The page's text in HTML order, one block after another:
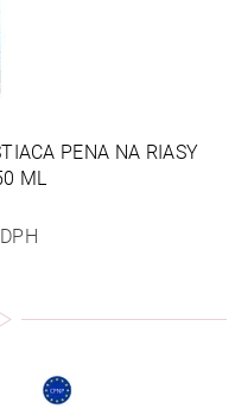
PENA NA RIASY
ML